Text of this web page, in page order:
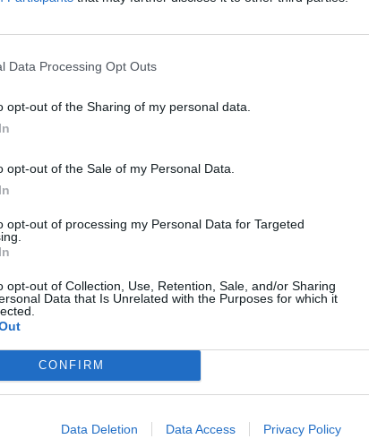
Data Processing Opt Outs
opt-out of the Sharing of my personal data.
opt-out of the Sale of my Personal Data.
opt-out of processing my Personal Data for Targeted
opt-out of Collection, Use, Retention, Sale, and/or Sharing
Data that Is Unrelated with the Purposes for which it
CONFIRM
Data Deletion Data Access Privacy Policy
si è donne/uomini, maschio/femmina
che abbiamo o che il sesso può essere
63 sfumature tra cui è possibile cambiare,
con l'asterisco, nè maschio nè femmina,
omosessuale ma fluido, cioè fluttuante.
confusione perchè genere e gender sono
lo sono.
a quale accezione fa riferimento? Significa
tra i sessi, o educare/far conoscere e
possibili genders per giungere ad una parità
rimane aperta. Ed è all'occhio vigile e
cogliere la differenza.
di queste derive?